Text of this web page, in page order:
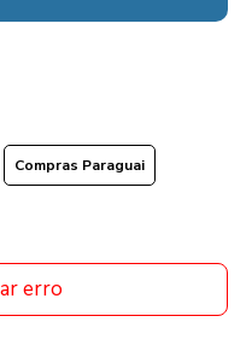
Compras Paraguai
erro